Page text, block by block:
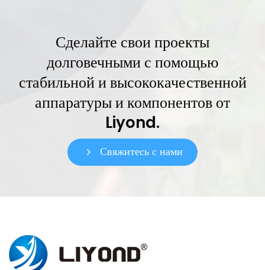
Сделайте свои проекты
долговечными с помощью
стабильной и высококачественной
аппаратуры и компонентов от
Liyond.
Свяжитесь с нами